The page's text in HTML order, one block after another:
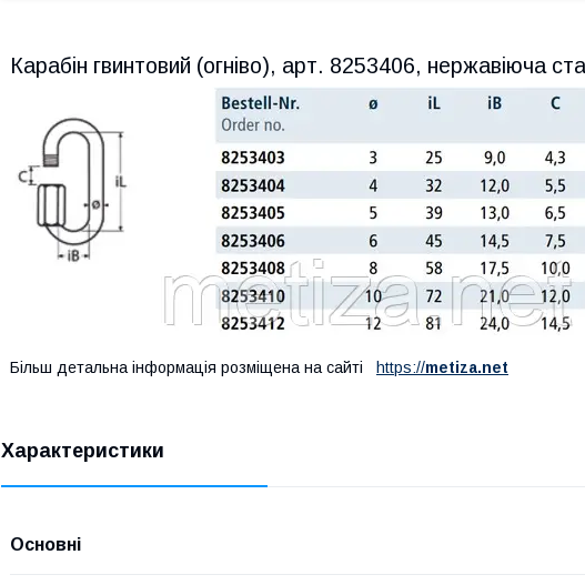
Карабін гвинтовий (огніво), арт. 8253406, нержавіюча
Більш детальна інформація розміщена на сайті https://metiza.net
Характеристики
Основні